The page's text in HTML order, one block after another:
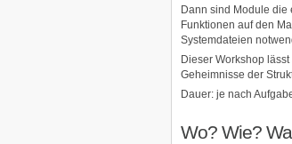
Dann sind Module die
Funktionen auf den
Systemdateien
Dieser Workshop
Geheimnisse der
Dauer: je nach
Wo? Wie?